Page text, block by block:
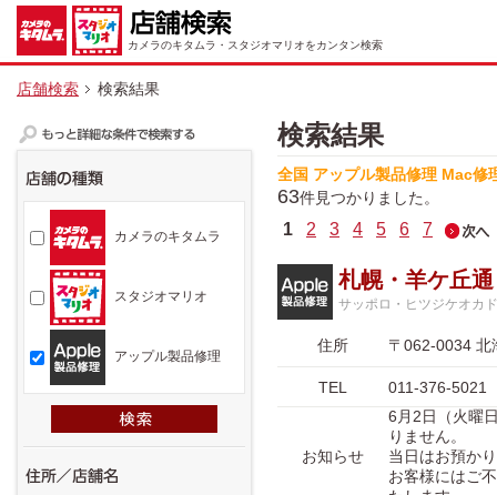
カメラのキタムラ・スタジオマリオをカンタン検索
店舗検索 検索結果
検索結果
全国 アップル製品修理 Mac修
63件見つかりました。
1 2 3 4 5 6 7
札幌・羊ケ丘
サッポロ・ヒツジケオカ
住所 〒062-0034 北
TEL 011-376-5021
お知らせ
6月2日（火曜
りません。
当日はお預か
お客様にはご
カメラのキタムラ
スタジオマリオ
アップル製品修理